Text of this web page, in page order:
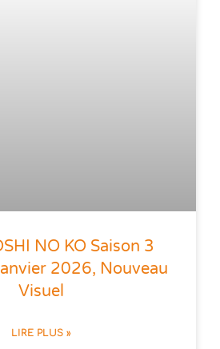
NO KO Saison 3
2026, Nouveau
Visuel
LIRE PLUS »